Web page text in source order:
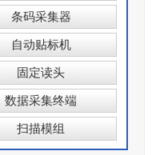
条码采集器
自动贴标机
固定读头
数据采集终端
扫描模组